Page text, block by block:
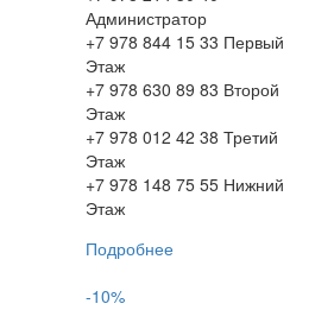
Администратор
+7 978 844 15 33 Первый
Этаж
+7 978 630 89 83 Второй
Этаж
+7 978 012 42 38 Третий
Этаж
+7 978 148 75 55 Нижний
Этаж
Подробнее
-10%